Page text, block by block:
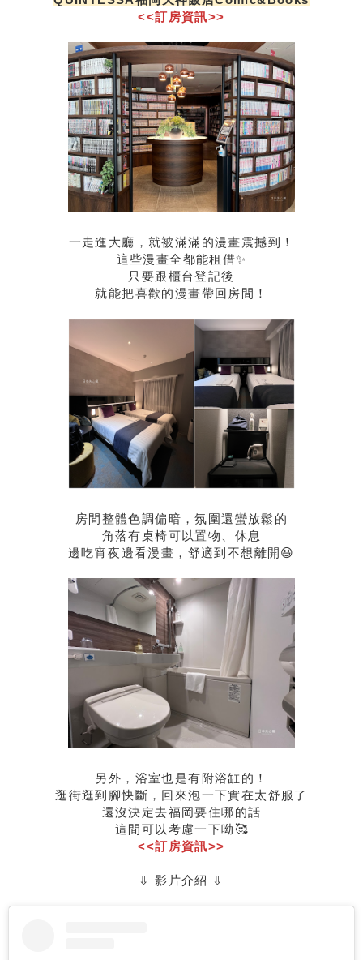
<<訂房資訊>>
一走進大廳，就被滿滿的漫畫震撼到！
這些漫畫全都能租借✨
只要跟櫃台登記後
就能把喜歡的漫畫帶回房間！
房間整體色調偏暗，氛圍還蠻放鬆的
角落有桌椅可以置物、休息
邊吃宵夜邊看漫畫，舒適到不想離開😆
另外，浴室也是有附浴缸的！
逛街逛到腳快斷，回來泡一下實在太舒服了
還沒決定去福岡要住哪的話
這間可以考慮一下呦🥰
<<訂房資訊>>
⇩ 影片介紹 ⇩